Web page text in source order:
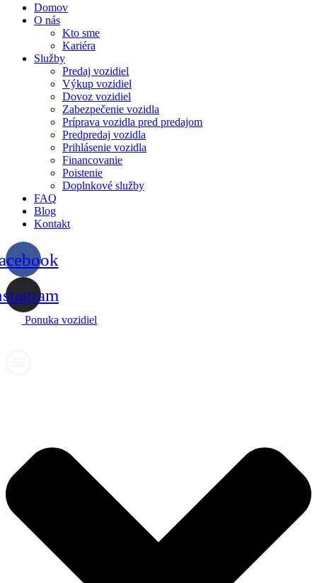
Domov
O nás
Kto sme
Kariéra
Služby
Predaj vozidiel
Výkup vozidiel
Dovoz vozidiel
Zabezpečenie vozidla
Príprava vozidla pred predajom
Predpredaj vozidla
Prihlásenie vozidla
Financovanie
Poistenie
Doplnkové služby
FAQ
Blog
Kontakt
Ponuka vozidiel